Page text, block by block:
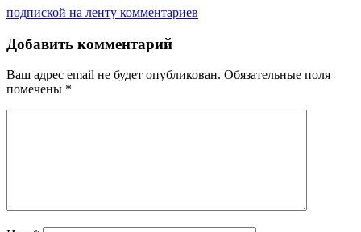
подпиской на ленту комментариев
Добавить комментарий
Ваш адрес email не будет опубликован. Обязательные поля
помечены *